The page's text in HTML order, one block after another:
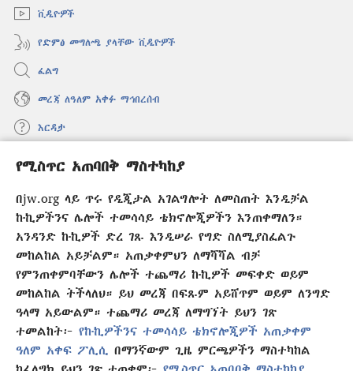
የሚስጥር አጠባበቅ ማስተካከያ
በjw.org ላይ ጥሩ የዲጂታል አገልግሎት ለመስጠት እንዲቻል
ኩኪዎችንና ሌሎች ተመሳሳይ ቴክኖሎጂዎችን እንጠቀማለን።
አንዳንድ ኩኪዎች ድረ ገጹ እንዲሠራ የግድ ስለሚያስፈልጉ
መከልከል አይቻልም። አጠቃቀምህን ለማሻሻል ብቻ
የምንጠቀምባቸውን ሌሎች ተጨማሪ ኩኪዎች መፍቀድ ወይም
መከልከል ትችላለህ። ይህ መረጃ በፍጹም አይሸጥም ወይም ለንግድ
ዓላማ አይውልም። ተጨማሪ መረጃ ለማግኘት ይህን ገጽ
ተመልከት፦ የኩኪዎችንና ተመሳሳይ ቴክኖሎጂዎች አጠቃቀም
ዓለም አቀፍ ፖሊሲ
በማንኛውም ጊዜ ምርጫዎችን ማስተካከል
ቪዲዮዎች
የድምፅ መግለጫ ያላቸው ቪዲዮዎች
ፈልግ
መረጃ ለዓለም አቀፉ ማኅበረሰብ
እርዳታ
መዋጮዎች
(አዲስ
ክፈት)
የመጠበቂያ ግንብ የኢንተርኔት ቤተ መጻሕፍት
(አዲስ
ዊንዶው
®
(አዲስ
ዊንዶው
JW Library ® አፕሊኬሽን
Copyright © 2026 Watch Tower Bible and Tract Society of Pennsylvania.